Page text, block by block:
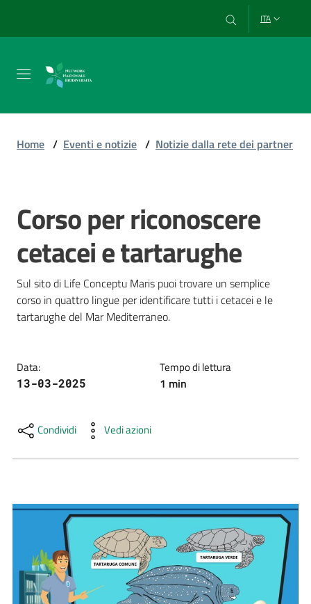
ITA
Chi
usa
dati
Strumenti
e
Educazione
formazione
ambientale
Home / Eventi e notizie / Notizie dalla rete dei partner
Salta al contenuto
Corso per riconoscere
cetacei e tartarughe
Sul sito di Life Conceptu Maris puoi trovare un semplice
corso in quattro lingue per identificare tutti i cetacei e le
tartarughe del Mar Mediterraneo.
Data:
13-03-2025
Tempo di lettura
1 min
Condividi Vedi azioni